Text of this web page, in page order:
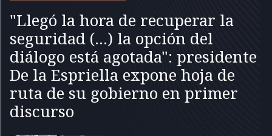
"Llegó la hora de recuperar la
seguridad (...) la opción del
diálogo está agotada": presidente
De la Espriella expone hoja de
ruta de su gobierno en primer
discurso